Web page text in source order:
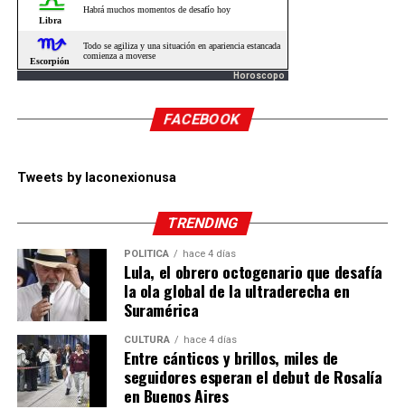
Horoscopo
FACEBOOK
Tweets by laconexionusa
TRENDING
POLÍTICA hace 4 días
Lula, el obrero octogenario que desafía
la ola global de la ultraderecha en
Suramérica
CULTURA hace 4 días
Entre cánticos y brillos, miles de
seguidores esperan el debut de Rosalía
en Buenos Aires